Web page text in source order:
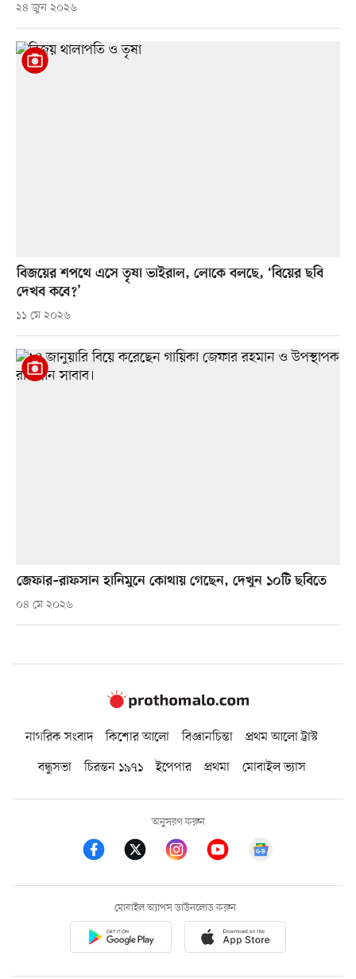
২৪ জুন ২০২৬
বিজয়ের শপথে এসে তৃষা ভাইরাল, লোকে বলছে, ‘বিয়ের ছবি
দেখব কবে?’
১১ মে ২০২৬
জেফার–রাফসান হানিমুনে কোথায় গেছেন, দেখুন ১০টি ছবিতে
০৪ মে ২০২৬
নাগরিক সংবাদ কিশোর আলো বিজ্ঞানচিন্তা
প্রথম আলো ট্রাস্ট
বন্ধুসভা
চিরন্তন ১৯৭১ ইপেপার প্রথমা মোবাইল ভ্যাস
অনুসরণ করুন
মোবাইল অ্যাপস ডাউনলোড করুন